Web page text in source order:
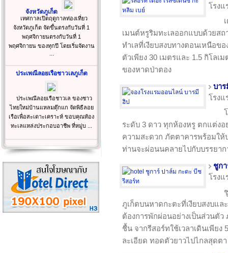
จังหวัดภูเก็ต
เทศกาลเปิดฤดูกาลท่องเที่ยว
จังหวัดภูเก็ต จัดขึ้นตรงกับวันที่ 1
พฤศจิกายนตรงกับวันที่ 1
พฤศจิกายน ของทุกปี โดยเริ่มจัดงาน
ประเพณีลอยเรือชาวเลภูเก็ต
ประเพณีลอยเรือชาวเล ของชาว
ไทยใหม่บ้านแหลมตุ๊กแก จัดพิธีลอย
เรือเพื่อสะเดาะเคราะห์ ขอบคุณท้อง
ทะเลแหล่งประกอบอาชีพ ที่หมู่บ ...
โรง
เมนต์หรูริมทะเลออกแบบด้วยส
ทำเลที่เงียบสงบทางตอนเหนือข
ตัวเพียง 30 เมตรและ 1.5 กิโลเ
ของหาดป่าตอง
บา
โรง
ระดับ 3 ดาว ทุกห้องหรู ตกแต่ง
ความสะดวก ภัตตาคารพร้อมให้
ท่านจะผ่อนนคลายไปกับบรรยา
ชูก
โรง
ภูเก็ตบนหาดกะตะที่เงียบสงบแ
ต้องการพักผ่อนอย่างเป็นส่วนตั
ชื้น จากรีสอร์ทใช้เวลาเดินเพีย
ละเอียด ทอดตัวยาวไปไกลสุดตา